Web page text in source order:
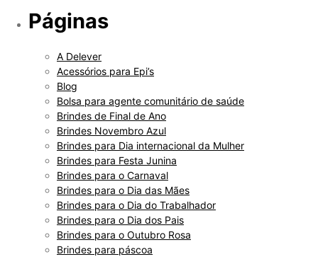
Páginas
A Delever
Acessórios para Epi’s
Blog
Bolsa para agente comunitário de saúde
Brindes de Final de Ano
Brindes Novembro Azul
Brindes para Dia internacional da Mulher
Brindes para Festa Junina
Brindes para o Carnaval
Brindes para o Dia das Mães
Brindes para o Dia do Trabalhador
Brindes para o Dia dos Pais
Brindes para o Outubro Rosa
Brindes para páscoa